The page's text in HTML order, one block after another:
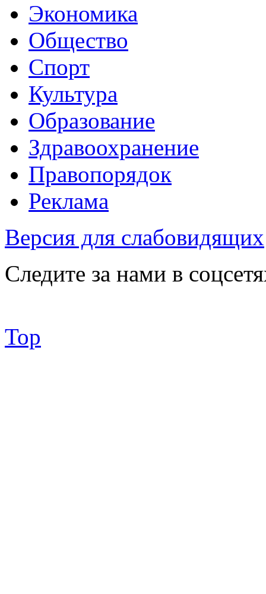
Экономика
Общество
Спорт
Культура
Образование
Здравоохранение
Правопорядок
Реклама
Версия для слабовидящих
Следите за нами в
Top